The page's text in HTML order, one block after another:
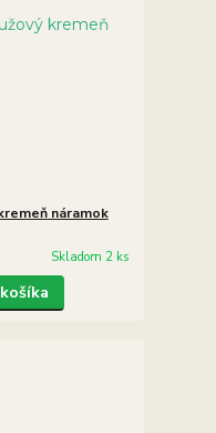
náramok
Skladom 2 ks